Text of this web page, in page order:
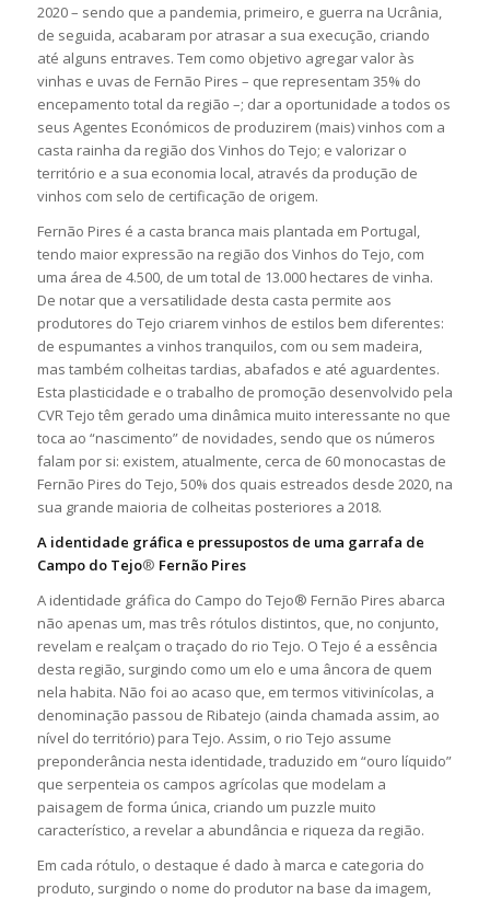
2020 – sendo que a pandemia, primeiro, e guerra na Ucrânia,
de seguida, acabaram por atrasar a sua execução, criando
até alguns entraves. Tem como objetivo agregar valor às
vinhas e uvas de Fernão Pires – que representam 35% do
encepamento total da região –; dar a oportunidade a todos os
seus Agentes Económicos de produzirem (mais) vinhos com a
casta rainha da região dos Vinhos do Tejo; e valorizar o
território e a sua economia local, através da produção de
vinhos com selo de certificação de origem.
Fernão Pires é a casta branca mais plantada em Portugal,
tendo maior expressão na região dos Vinhos do Tejo, com
uma área de 4.500, de um total de 13.000 hectares de vinha.
De notar que a versatilidade desta casta permite aos
produtores do Tejo criarem vinhos de estilos bem diferentes:
de espumantes a vinhos tranquilos, com ou sem madeira,
mas também colheitas tardias, abafados e até aguardentes.
Esta plasticidade e o trabalho de promoção desenvolvido pela
CVR Tejo têm gerado uma dinâmica muito interessante no que
toca ao “nascimento” de novidades, sendo que os números
falam por si: existem, atualmente, cerca de 60 monocastas de
Fernão Pires do Tejo, 50% dos quais estreados desde 2020, na
sua grande maioria de colheitas posteriores a 2018.
A identidade gráfica e pressupostos de uma garrafa de
Campo do Tejo® Fernão Pires
A identidade gráfica do Campo do Tejo® Fernão Pires abarca
não apenas um, mas três rótulos distintos, que, no conjunto,
revelam e realçam o traçado do rio Tejo. O Tejo é a essência
desta região, surgindo como um elo e uma âncora de quem
nela habita. Não foi ao acaso que, em termos vitivinícolas, a
denominação passou de Ribatejo (ainda chamada assim, ao
nível do território) para Tejo. Assim, o rio Tejo assume
preponderância nesta identidade, traduzido em “ouro líquido”
que serpenteia os campos agrícolas que modelam a
paisagem de forma única, criando um puzzle muito
característico, a revelar a abundância e riqueza da região.
Em cada rótulo, o destaque é dado à marca e categoria do
produto, surgindo o nome do produtor na base da imagem,